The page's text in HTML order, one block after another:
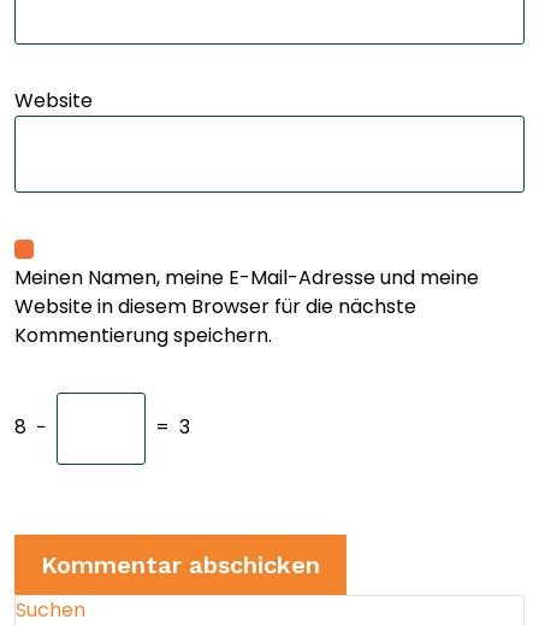
Website
Meinen Namen, meine E-Mail-Adresse und meine
Website in diesem Browser für die nächste
Kommentierung speichern.
8 − = 3
Suchen